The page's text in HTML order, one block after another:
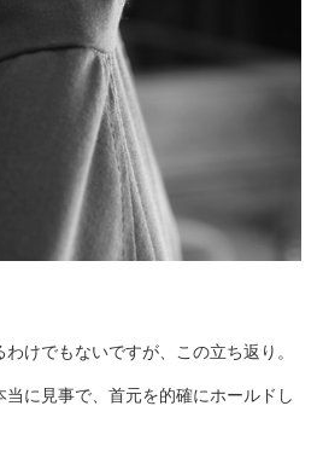
けでもないですが、この立ち返り。
に見事で、首元を的確にホールドし